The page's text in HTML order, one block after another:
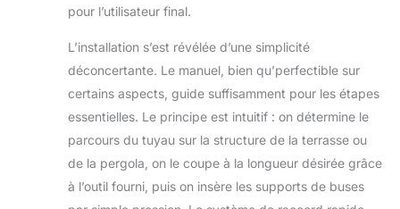
brumisation qui ne
mouille pas
TELECOMMANDE:
programmer à
distance la
fréquence de
SYSTÈME À HAUTE
PRESSION : La
pour l’utilisateur final.
L’installation s’est révélée d’une simplicité
déconcertante. Le manuel, bien qu’perfectible sur
certains aspects, guide suffisamment pour les étapes
essentielles. Le principe est intuitif : on détermine le
parcours du tuyau sur la structure de la terrasse ou
de la pergola, on le coupe à la longueur désirée grâce
à l’outil fourni, puis on insère les supports de buses